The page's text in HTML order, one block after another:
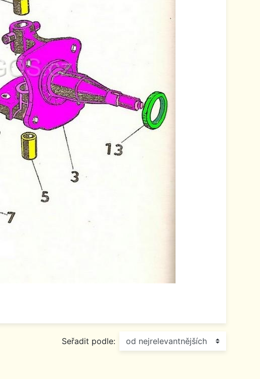
Seřadit podle: